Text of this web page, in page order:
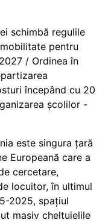
schimbă regulile
pentru
/ Ordinea în
începând cu 20
școlilor -
este singura țară
Europeană care a
cercetare,
locuitor, în ultimul
2025, spațiul
masiv cheltuielile